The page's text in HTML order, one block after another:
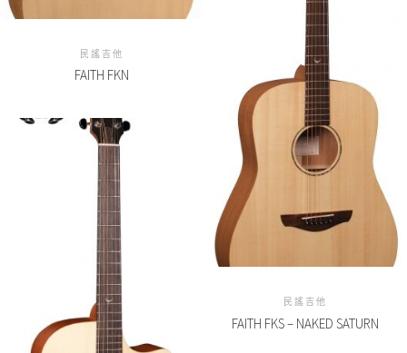
民謠吉他
FAITH FKN
民謠吉他
FAITH FKS – NAKED SATURN